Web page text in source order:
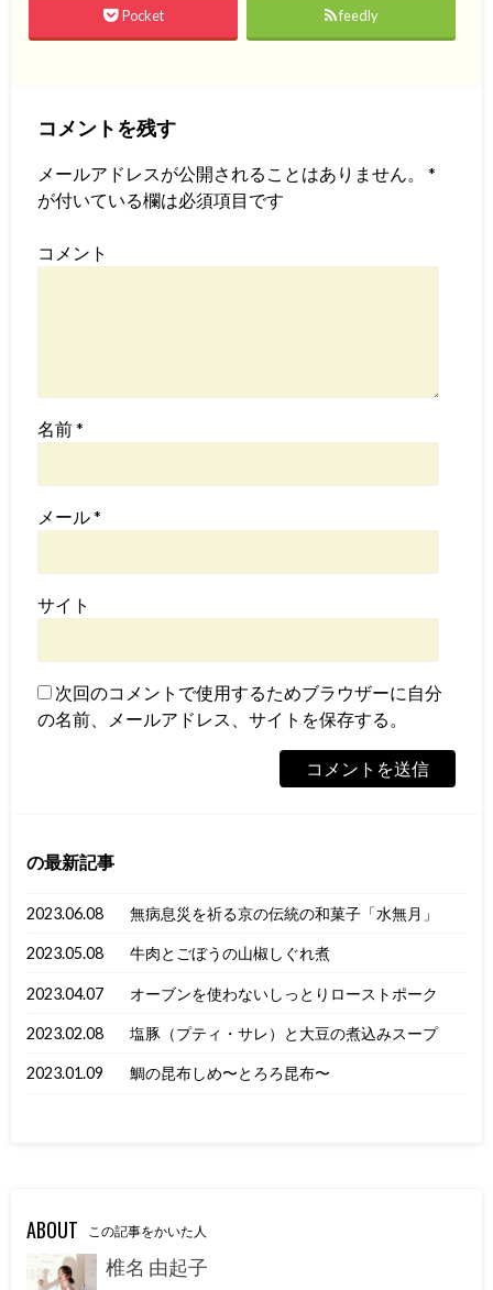
Pocket feedly
コメントを残す
メールアドレスが公開されることはありません。
*
が付いている欄は必須項目です
コメント
名前*
メール*
サイト
次回のコメントで使用するためブラウザーに自分
の名前、メールアドレス、サイトを保存する。
の最新記事
2023.06.08 無病息災を祈る京の伝統の和菓子「水無月」
2023.05.08 牛肉とごぼうの山椒しぐれ煮
2023.04.07 オーブンを使わないしっとりローストポーク
2023.02.08 塩豚（プティ・サレ）と大豆の煮込みスープ
2023.01.09 鯛の昆布しめ〜とろろ昆布〜
ABOUT この記事をかいた人
椎名 由起子